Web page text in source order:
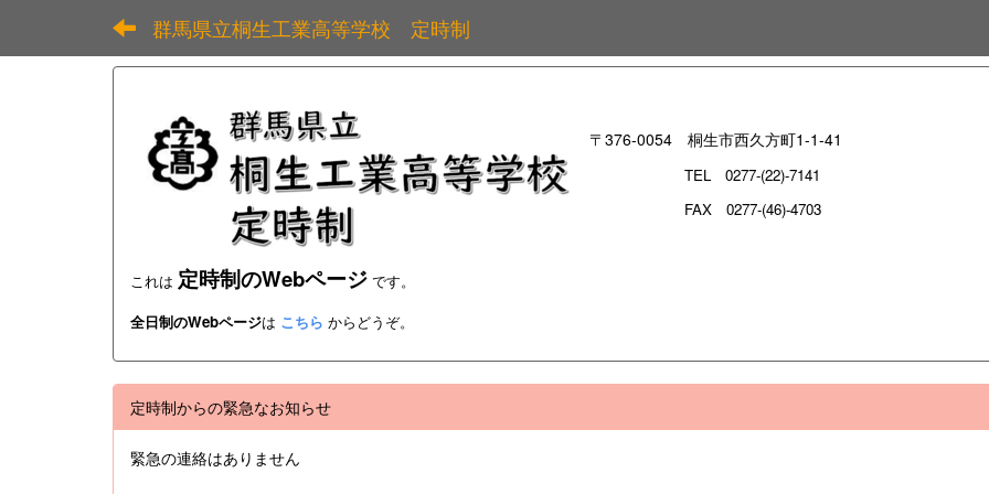
群馬県立桐生工業高等学校 定時制
〒376-0054 桐生市西久方町1-1-41
TEL 0277-(22)-7141
FAX 0277-(46)-4703
これは 定時制のWebページ です。
全日制のWebページは こちら からどうぞ。
定時制からの緊急なお知らせ
緊急の連絡はありません